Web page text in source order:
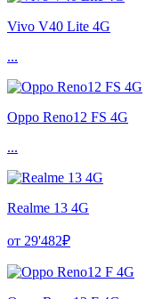
Vivo V40 Lite 4G
...
Oppo Reno12 FS 4G
...
Realme 13 4G
от 29'482₽